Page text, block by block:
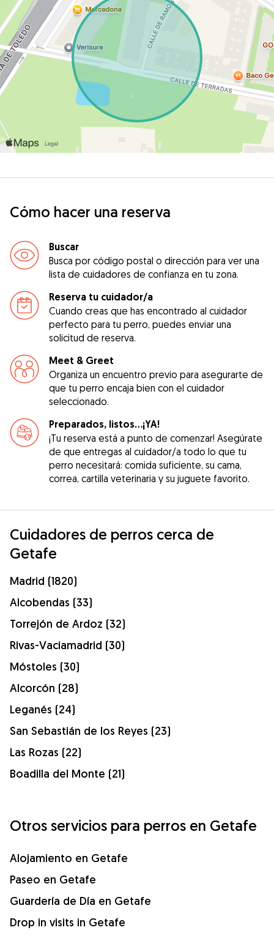
Cómo hacer una reserva
Buscar
Busca por código postal o dirección para ver una
lista de cuidadores de confianza en tu zona.
Reserva tu cuidador/a
Cuando creas que has encontrado al cuidador
perfecto para tu perro, puedes enviar una
solicitud de reserva.
Meet & Greet
Organiza un encuentro previo para asegurarte de
que tu perro encaja bien con el cuidador
seleccionado.
Preparados, listos...¡YA!
¡Tu reserva está a punto de comenzar! Asegúrate
de que entregas al cuidador/a todo lo que tu
perro necesitará: comida suficiente, su cama,
correa, cartilla veterinaria y su juguete favorito.
Cuidadores de perros cerca de
Getafe
Madrid (1820)
Alcobendas (33)
Torrejón de Ardoz (32)
Rivas-Vaciamadrid (30)
Móstoles (30)
Alcorcón (28)
Leganés (24)
San Sebastián de los Reyes (23)
Las Rozas (22)
Boadilla del Monte (21)
Otros servicios para perros en Getafe
Alojamiento en Getafe
Paseo en Getafe
Guardería de Día en Getafe
Drop in visits in Getafe